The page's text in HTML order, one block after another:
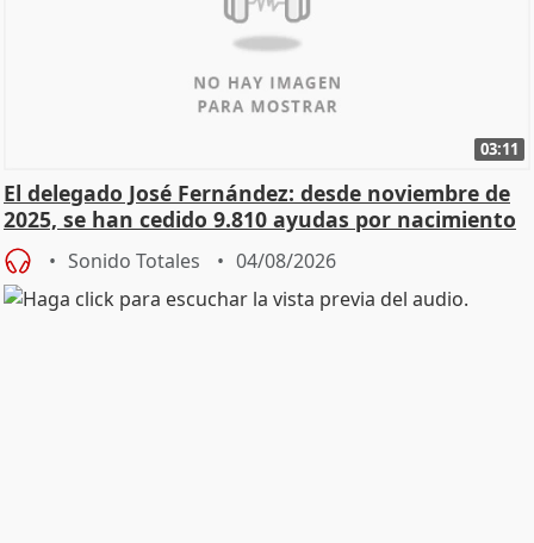
03:11
El delegado José Fernández: desde noviembre de
2025, se han cedido 9.810 ayudas por nacimiento
Sonido Totales 04/08/2026